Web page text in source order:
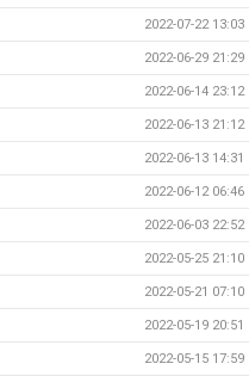
2022-07-22 13:03
2022-06-29 21:29
2022-06-14 23:12
2022-06-13 21:12
2022-06-13 14:31
2022-06-12 06:46
2022-06-03 22:52
2022-05-25 21:10
2022-05-21 07:10
2022-05-19 20:51
2022-05-15 17:59